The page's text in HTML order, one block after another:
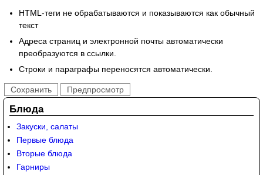
HTML-теги не обрабатываются и показываются как обычный
текст
Адреса страниц и электронной почты автоматически
преобразуются в ссылки.
Строки и параграфы переносятся автоматически.
Блюда
Закуски, салаты
Первые блюда
Вторые блюда
Гарниры